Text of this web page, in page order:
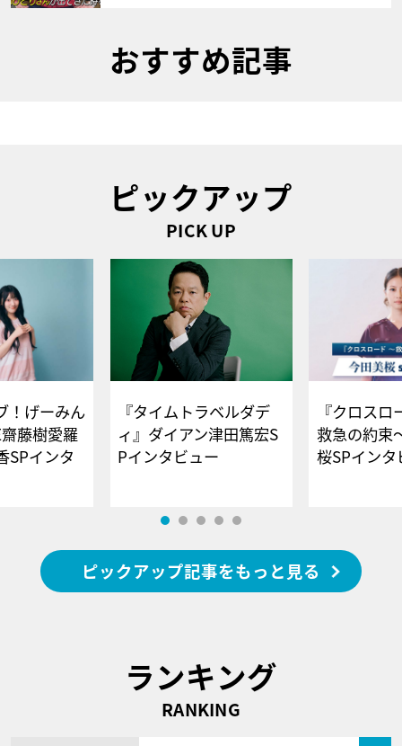
おすすめ記事
ピックアップ
PICK UP
！げーみん
藤樹愛羅
SPインタ
『タイムトラベルダデ
ィ』ダイアン津田篤宏S
Pインタビュー
『クロス
救急の約束
桜SPイ
ピックアップ記事をもっと見る
ランキング
RANKING